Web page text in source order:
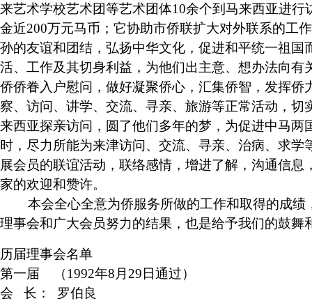
来艺术学校艺术团等艺术团体10余个到马来西亚进
金近200万元马币；它协助市侨联扩大对外联系的工
孙的友谊和团结，弘扬中华文化，促进和平统一祖
活、工作及其切身利益，为他们出主意、想办法向
侨侨眷入户慰问，做好凝聚侨心，汇集侨智，发挥
察、访问、讲学、交流、寻亲、旅游等正常活动，
来西亚探亲访问，圆了他们多年的梦，为促进中马
时，尽力所能为来津访问、交流、寻亲、治病、求
展会员的联谊活动，联络感情，增进了解，沟通信
家的欢迎和赞许。
本会全心全意为侨服务所做的工作和取得的成绩
理事会和广大会员努力的结果，也是给予我们的鼓舞
历届理事会名单
第一届
（1992年8月29日通过）
会 长： 罗伯良